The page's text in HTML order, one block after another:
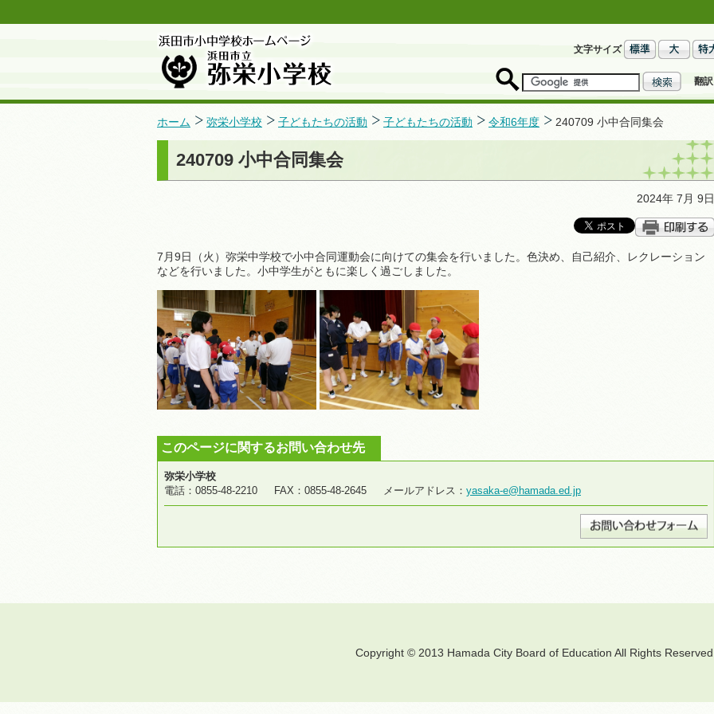
文字サイズ
翻訳
ホーム 弥栄小学校 子どもたちの活動 子どもたちの活動 令和6年度 240709 小中合同集会
240709 小中合同集会
2024年 7月 9日
7月9日（火）弥栄中学校で小中合同運動会に向けての集会を行いました。色決め、自己紹介、レクレーション
などを行いました。小中学生がともに楽しく過ごしました。
このページに関するお問い合わせ先
弥栄小学校
電話：0855-48-2210 FAX：0855-48-2645 メールアドレス： yasaka-e@hamada.ed.jp
Copyright © 2013 Hamada City Board of Education All Rights Reserved.